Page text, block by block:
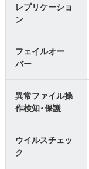
レプリケーショ
ン
フェイルオー
バー
異常ファイル操
作検知・保護
ウイルスチェッ
ク